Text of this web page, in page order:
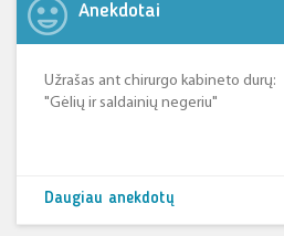
Anekdotai
Užrašas ant chirurgo kabineto durų:
"Gėlių ir saldainių negeriu"
Daugiau anekdotų